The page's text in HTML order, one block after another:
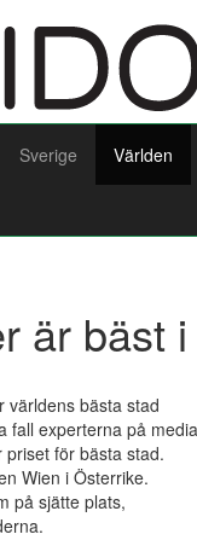
Sverige Världen
är bäst
världens bästa stad
fall experterna på
för bästa stad.
Wien i Österrike.
på sjätte plats,